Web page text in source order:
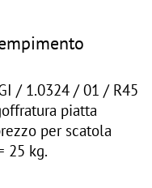
/ 1.0324 / 01 / R45
piatta
per scatola
25 kg.